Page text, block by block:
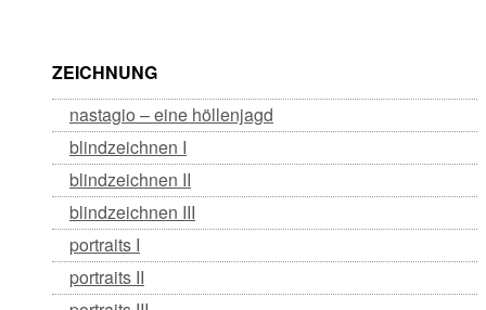
ZEICHNUNG
nastagio – eine höllenjagd
blindzeichnen I
blindzeichnen II
blindzeichnen III
portraits I
portraits II